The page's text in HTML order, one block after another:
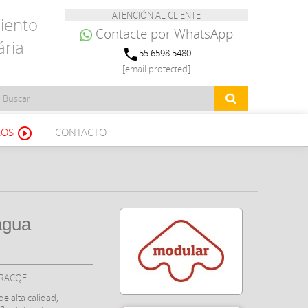
ATENCIÓN AL CLIENTE
Contacte por WhatsApp
phone 55 6598.5480
[email protected]
play_circle_outline CONTACTO
alta calidad,